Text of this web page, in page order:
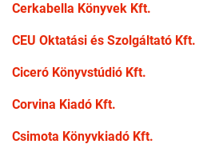
Cerkabella Könyvek Kft.
CEU Oktatási és Szolgáltató Kft.
Ciceró Könyvstúdió Kft.
Corvina Kiadó Kft.
Csimota Könyvkiadó Kft.